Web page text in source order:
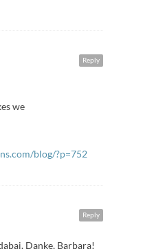
Reply
we
blog/?p=752
Reply
Danke, Barbara!